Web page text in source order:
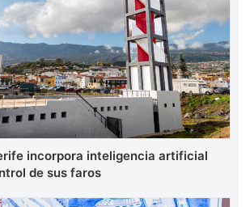
incorpora inteligencia artificial
de sus faros